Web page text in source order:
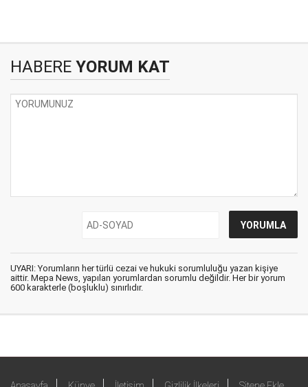
HABERE YORUM KAT
UYARI: Yorumların her türlü cezai ve hukuki sorumluluğu yazan kişiye
aittir. Mepa News, yapılan yorumlardan sorumlu değildir. Her bir yorum
600 karakterle (boşluklu) sınırlıdır.